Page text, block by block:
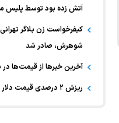
آتش زده بود توسط
کیفرخواست زن بلاگر
شوهرش، صادر شد
آخرین خبر‌ها از قیمت‌ها در
ریزش ۲ درصدی قیمت دلار در بازار آزاد مشهد+ علت